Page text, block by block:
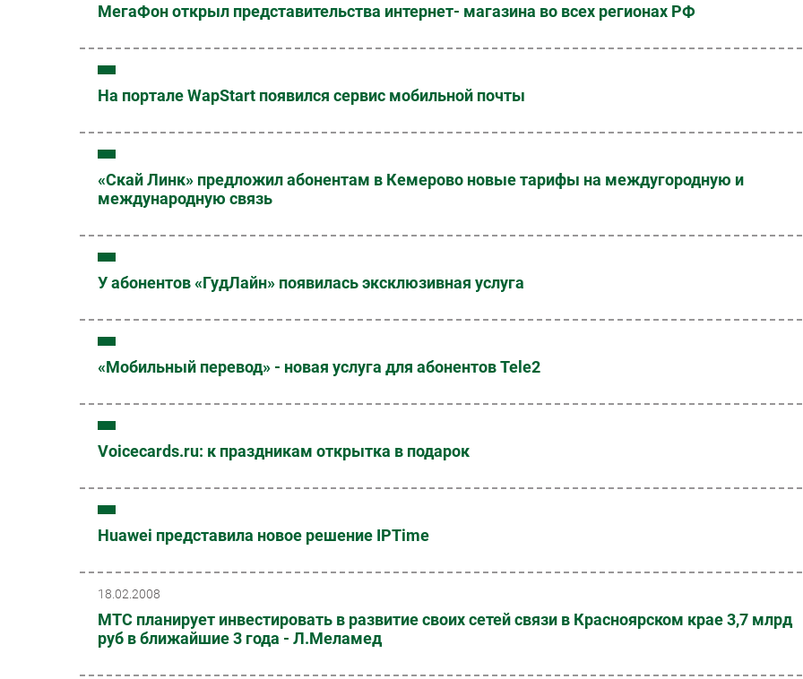
МегаФон открыл представительства интернет- магазина во всех регионах РФ
На портале WapStart появился сервис мобильной почты
«Скай Линк» предложил абонентам в Кемерово новые тарифы на междугородную и
международную связь
У абонентов «ГудЛайн» появилась эксклюзивная услуга
«Мобильный перевод» - новая услуга для абонентов Tele2
Voicecards.ru: к праздникам открытка в подарок
Huawei представила новое решение IPTime
18.02.2008
МТС планирует инвестировать в развитие своих сетей связи в Красноярском крае 3,7 млрд
руб в ближайшие 3 года - Л.Меламед